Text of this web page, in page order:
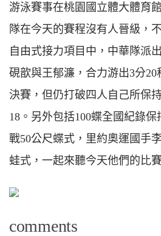
游泳賽事在桃園國立體大體育
隊在今天的賽程沒有人晉級，
自由式接力項目中，中華隊派
硯歆與王郁濂，合力游出3分20
決賽，但仍打破四人自己所保
18。另外包括100蝶全國紀錄
戰50公尺蝶式，里約奧運國手
蛙式，一起來聽今天他們的比
comments